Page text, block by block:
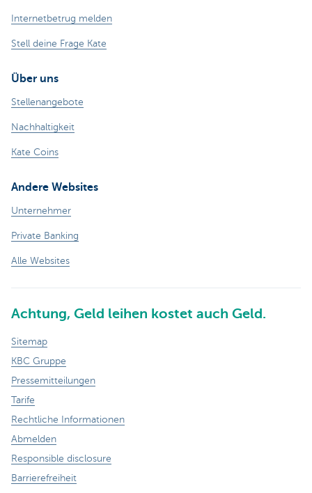
Internetbetrug melden
Stell deine Frage Kate
Über uns
Stellenangebote
Nachhaltigkeit
Kate Coins
Andere Websites
Unternehmer
Private Banking
Alle Websites
Achtung, Geld leihen kostet auch Geld.
Sitemap
KBC Gruppe
Pressemitteilungen
Tarife
Rechtliche Informationen
Abmelden
Responsible disclosure
Barrierefreiheit